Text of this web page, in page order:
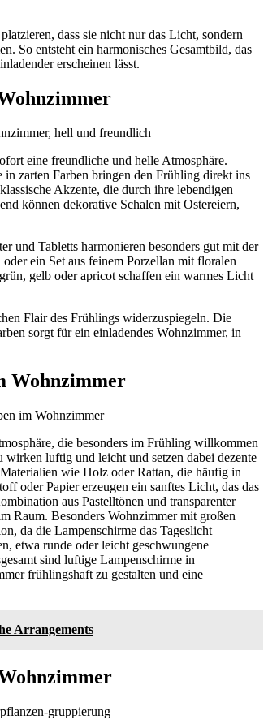
dass sie nicht nur das Licht, sondern
So entsteht ein harmonisches Gesamtbild, das
erscheinen lässt.
eine freundliche und helle Atmosphäre.
zarten Farben bringen den Frühling direkt ins
Akzente, die durch ihre lebendigen
können dekorative Schalen mit Ostereiern,
und Tabletts harmonieren besonders gut mit der
ein Set aus feinem Porzellan mit floralen
gelb oder apricot schaffen ein warmes Licht
Flair des Frühlings widerzuspiegeln. Die
sorgt für ein einladendes Wohnzimmer, in
Wohnzimmer
die besonders im Frühling willkommen
luftig und leicht und setzen dabei dezente
wie Holz oder Rattan, die häufig in
oder Papier erzeugen ein sanftes Licht, das das
aus Pastelltönen und transparenter
Raum. Besonders Wohnzimmer mit großen
da die Lampenschirme das Tageslicht
etwa runde oder leicht geschwungene
sind luftige Lampenschirme in
frühlingshaft zu gestalten und eine
Arrangements